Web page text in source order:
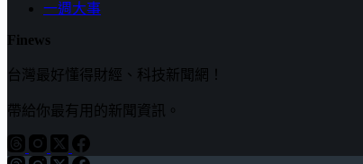
一週大事
Finews
台灣最好懂得財經、科技新聞網！
帶給你最有用的新聞資訊。